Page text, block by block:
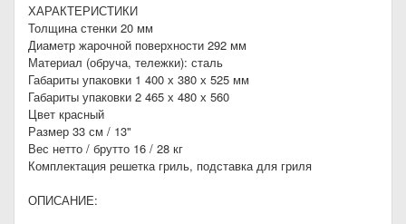
ХАРАКТЕРИСТИКИ
Толщина стенки 20 мм
Диаметр жарочной поверхности 292 мм
Материал (обруча, тележки): сталь
Габариты упаковки 1 400 х 380 х 525 мм
Габариты упаковки 2 465 х 480 х 560
Цвет красный
Размер 33 см / 13"
Вес нетто / брутто 16 / 28 кг
Комплектация решетка гриль, подставка для гриля
ОПИСАНИЕ: